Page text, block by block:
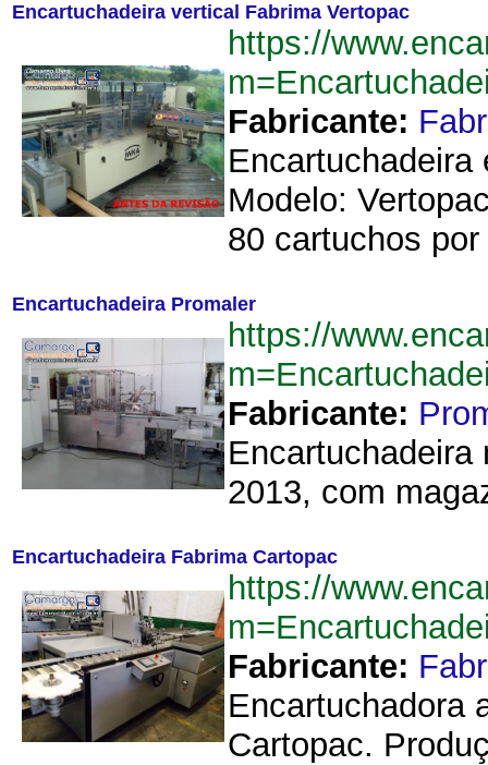
Encartuchadeira vertical Fabrima Vertopac
https://
Fabricante:
Modelo:
80 cartuchos
Encartuchadeira Promaler
https://
Fabricante:
Encartuchadeira
2013, com
Encartuchadeira Fabrima Cartopac
https://
Fabricante:
Encartuchadora
Cartopac.